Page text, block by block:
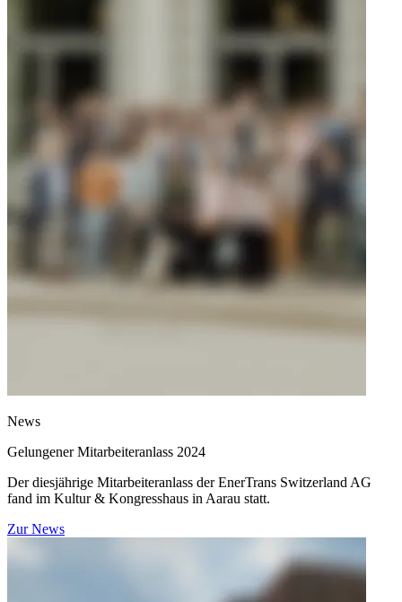
News
Gelungener Mitarbeiteranlass 2024
Der diesjährige Mitarbeiteranlass der EnerTrans Switzerland AG
fand im Kultur & Kongresshaus in Aarau statt.
Zur News